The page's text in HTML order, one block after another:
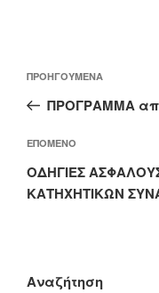
άρθρων
Προηγούμενο
άρθρο
ΠΡΟΗΓΟΎΜΕΝΑ
ΠΡΟΓΡΑΜΜΑ από
Επόμενο
άρθρο
ΕΠΌΜΕΝΟ
ΟΔΗΓΙΕΣ
ΚΑΤΗΧΗΤΙΚΩΝ
Αναζήτηση